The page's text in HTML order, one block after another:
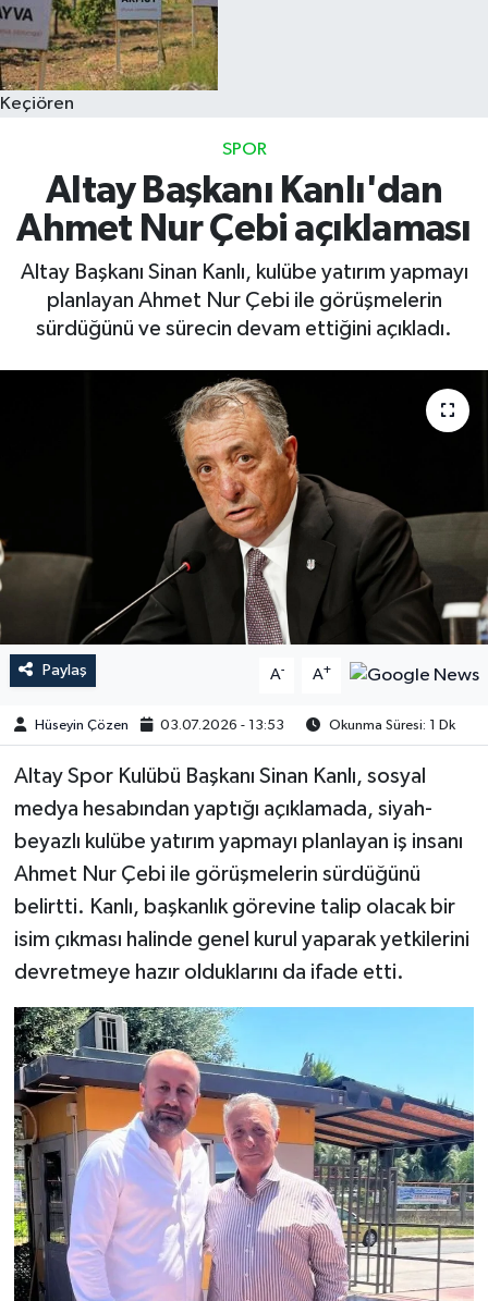
Keçiören
SPOR
Altay Başkanı Kanlı'dan
Ahmet Nur Çebi açıklaması
Altay Başkanı Sinan Kanlı, kulübe yatırım yapmayı
planlayan Ahmet Nur Çebi ile görüşmelerin
sürdüğünü ve sürecin devam ettiğini açıkladı.
Paylaş A- A+
Hüseyin Çözen 03.07.2026 - 13:53 Okunma Süresi: 1 Dk
Altay Spor Kulübü Başkanı Sinan Kanlı, sosyal
medya hesabından yaptığı açıklamada, siyah-
beyazlı kulübe yatırım yapmayı planlayan iş insanı
Ahmet Nur Çebi ile görüşmelerin sürdüğünü
belirtti. Kanlı, başkanlık görevine talip olacak bir
isim çıkması halinde genel kurul yaparak yetkilerini
devretmeye hazır olduklarını da ifade etti.